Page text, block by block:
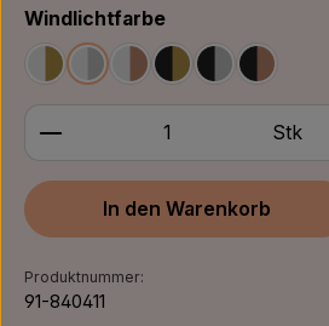
Windlichtfarbeauswählen
Weiß/GoldWeiß/Silber
Weiß/Bronze
Schwarz/Gold
Schwarz/Silber
Produkt Anzahl: Gib denStk
In den Warenkorb
Produktnummer:
91-840411